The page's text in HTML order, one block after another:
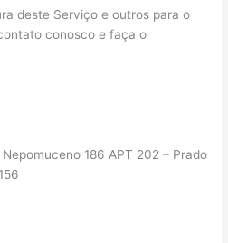
deste Serviço e outros para o
conosco e faça o
186 APT 202 – Prado